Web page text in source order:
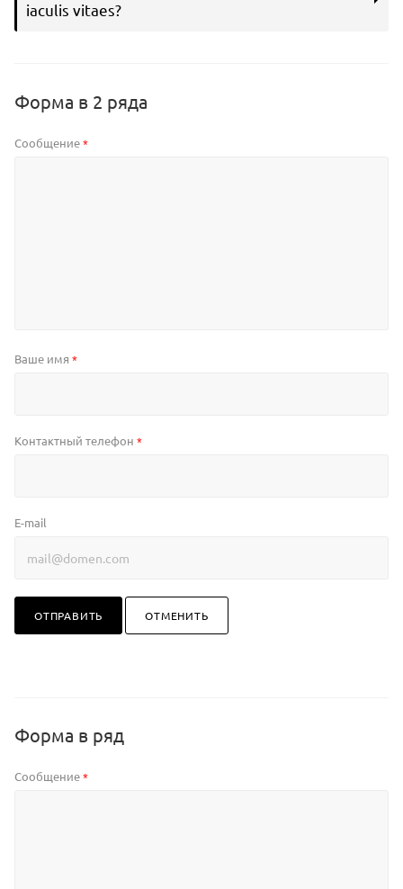
iaculis vitaes?
Форма в 2 ряда
Сообщение*
Ваше имя *
Контактный телефон *
E-mail
ОТПРАВИТЬ ОТМЕНИТЬ
Форма в ряд
Сообщение*